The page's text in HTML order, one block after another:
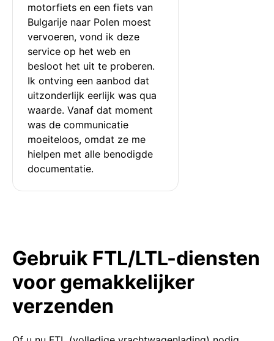
motorfiets en een fiets van
Bulgarije naar Polen moest
vervoeren, vond ik deze
service op het web en
besloot het uit te proberen.
Ik ontving een aanbod dat
uitzonderlijk eerlijk was qua
waarde. Vanaf dat moment
was de communicatie
moeiteloos, omdat ze me
hielpen met alle benodigde
documentatie.
Gebruik FTL/LTL-diensten
voor gemakkelijker
verzenden